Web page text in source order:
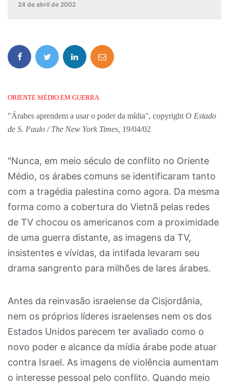
24 de abril de 2002
ORIENTE MÉDIO EM GUERRA
"Árabes aprendem a usar o poder da mídia", copyright O Estado
de S. Paulo / The New York Times, 19/04/02
"Nunca, em meio século de conflito no Oriente
Médio, os árabes comuns se identificaram tanto
com a tragédia palestina como agora. Da mesma
forma como a cobertura do Vietnã pelas redes
de TV chocou os americanos com a proximidade
de uma guerra distante, as imagens da TV,
insistentes e vívidas, da intifada levaram seu
drama sangrento para milhões de lares árabes.
Antes da reinvasão israelense da Cisjordânia,
nem os próprios líderes israelenses nem os dos
Estados Unidos parecem ter avaliado como o
novo poder e alcance da mídia árabe pode atuar
contra Israel. As imagens de violência aumentam
o interesse pessoal pelo conflito. Quando meio